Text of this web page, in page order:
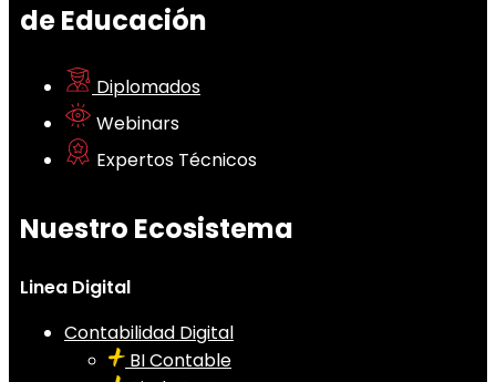
de Educación
Diplomados
Webinars
Expertos Técnicos
Nuestro Ecosistema
Linea Digital
Contabilidad Digital
BI Contable